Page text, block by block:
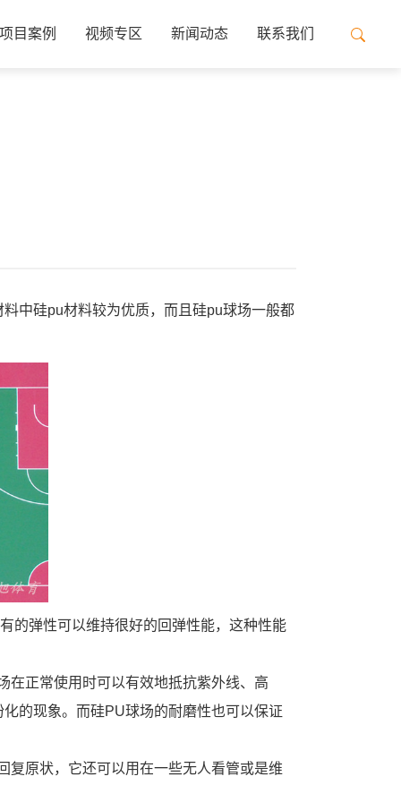
项目案例 视频专区 新闻动态 联系我们
中硅pu材料较为优质，而且硅pu球场一般都
的弹性可以维持很好的回弹性能，这种性能
在正常使用时可以有效地抵抗紫外线、高
的现象。而硅PU球场的耐磨性也可以保证
复原状，它还可以用在一些无人看管或是维